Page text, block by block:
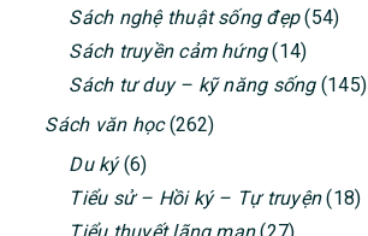
Sách nghệ thuật sống đẹp(54)
Sách truyền cảm hứng(14)
Sách tư duy – kỹ năng sống(145)
Sách văn học(262)
Du ký(6)
Tiểu sử – Hồi ký – Tự truyện(18)